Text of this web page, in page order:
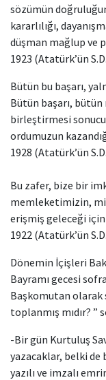
sözümün
kararlılığı,
düşman mağlup ve
1923 (Atatürk’ün
Bütün bu başarı,
Bütün başarı, bütün
birleştirmesi
ordumuzun
1928 (Atatürk’ün
Bu zafer, bize bir
memleketimizin,
erişmiş geleceği
1922 (Atatürk’ün
Dönemin İçişleri
Bayramı gecesi
Başkomutan olarak
toplanmış mıdır? ”
-Bir gün Kurtuluş
yazacaklar, belki
yazılı ve imzalı